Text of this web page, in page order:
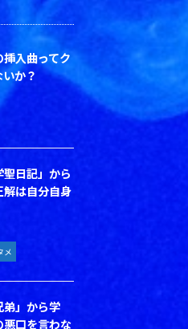
挿入曲ってク
か？
日記」から
は自分自身
メ
弟」から学
口を言わな